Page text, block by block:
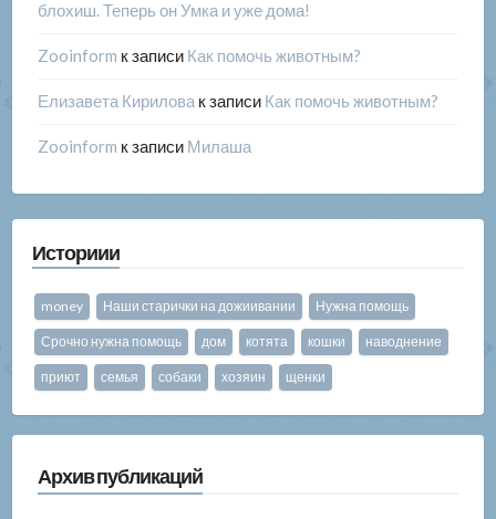
блохиш. Теперь он Умка и уже дома!
Zooinform к записи Как помочь животным?
Елизавета Кириловак записи Как помочь животным?
Zooinform к записи Милаша
Историии
money Наши старички на дожиивании Нужна помощь
Срочно нужна помощь дом котята кошки наводнение
приют семья собаки хозяин щенки
Архив публикаций